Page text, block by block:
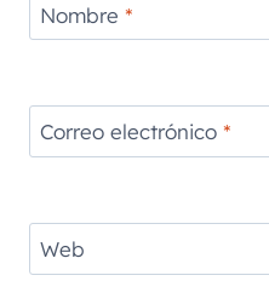
Nombre *
Correo electrónico *
Web